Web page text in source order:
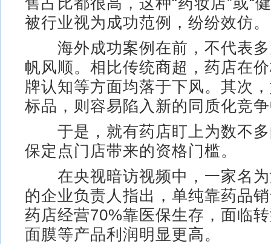
被行业视为成功范例，纷纷效仿。
海外成功案例在前，不代表多
帆风顺。相比传统商超，药店在
牌认知等方面均落于下风。其次
标品，则容易陷入新的同质化竞
于是，就有药店盯上为数不多
保定点门店带来的资格门槛。
在央视暗访视频中，一家名为
的企业负责人指出，单纯靠药品
药店经营70%靠医保生存，面临
面膜等产品利润明显更高。